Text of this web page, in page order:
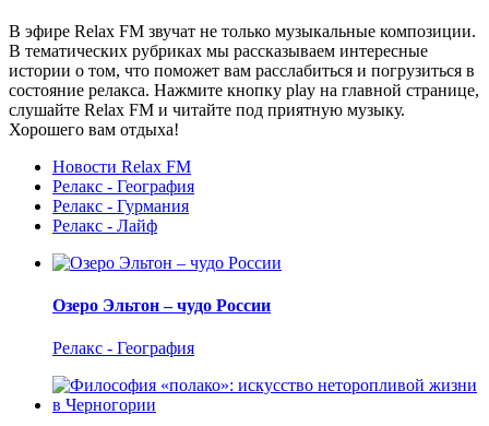
В эфире Relax FM звучат не только музыкальные композиции.
В тематических рубриках мы рассказываем интересные
истории о том, что поможет вам расслабиться и погрузиться в
состояние релакса. Нажмите кнопку play на главной странице,
слушайте Relax FM и читайте под приятную музыку.
Хорошего вам отдыха!
Новости Relax FM
Релакс - География
Релакс - Гурмания
Релакс - Лайф
Озеро Эльтон – чудо России
Релакс - География